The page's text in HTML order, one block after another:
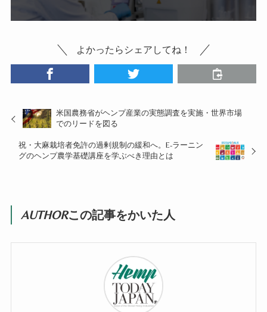
よかったらシェアしてね！
米国農務省がヘンプ産業の実態調査を実施・世界市場
でのリードを図る
祝・大麻栽培者免許の過剰規制の緩和へ。E-ラーニン
グのヘンプ農学基礎講座を学ぶべき理由とは
AUTHORこの記事をかいた人